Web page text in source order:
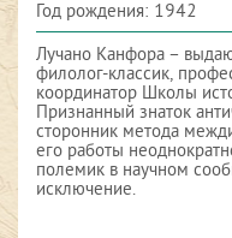
Год рождения: 1942
Лучано Канфора –
филолог-классик,
координатор Школы
Признанный знаток
сторонник метода
его работы
полемик в научном
исключение.